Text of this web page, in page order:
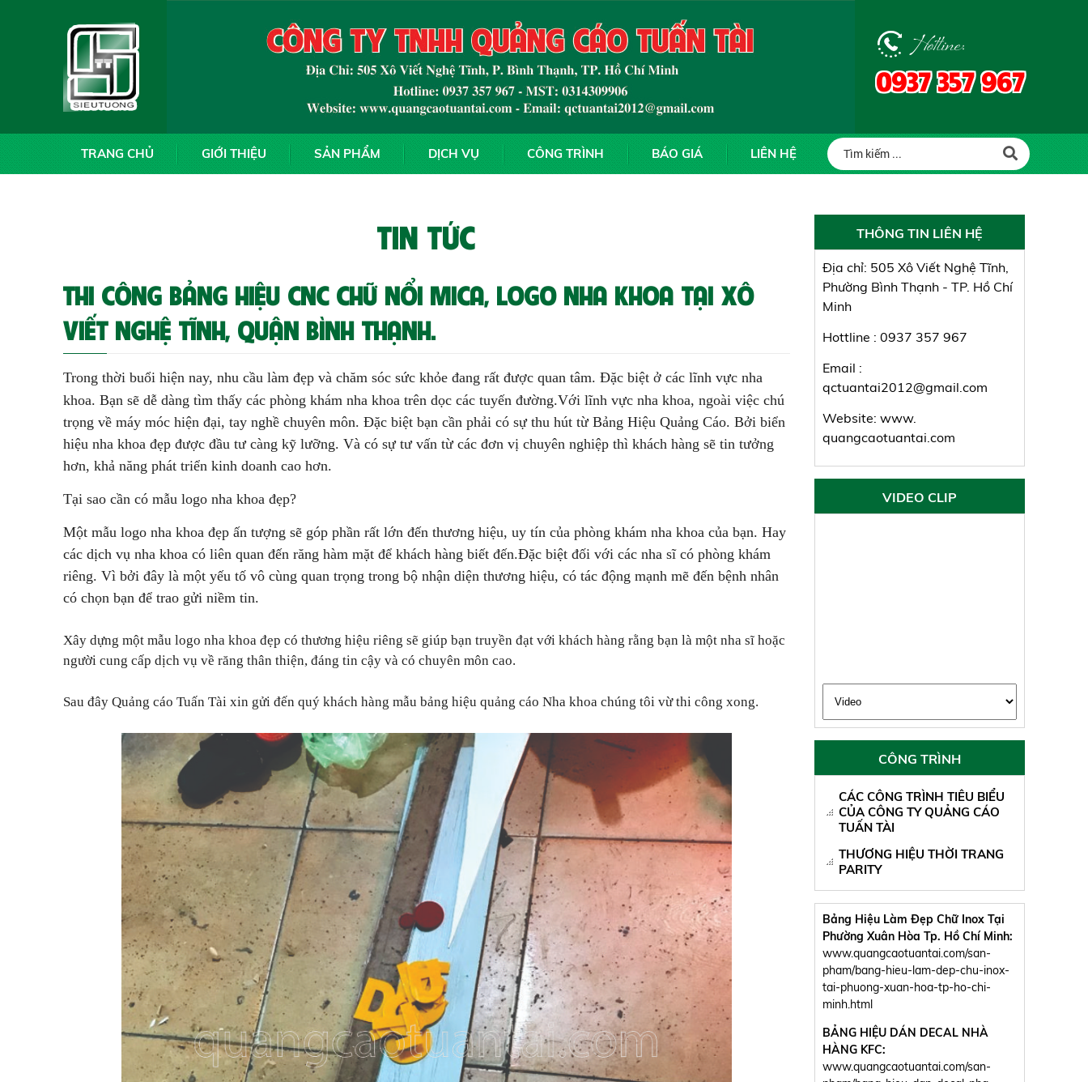
Hotline:
0937 357 967
TRANG CHỦ GIỚI THIỆU SẢN PHẨM DỊCH VỤ CÔNG TRÌNH BÁO GIÁ LIÊN HỆ
TIN TỨC
THI CÔNG BẢNG HIỆU CNC CHỮ NỔI MICA, LOGO NHA KHOA TẠI XÔ
VIẾT NGHỆ TĨNH, QUẬN BÌNH THẠNH.
Trong thời buổi hiện nay, nhu cầu làm đẹp và chăm sóc sức khỏe đang rất được quan tâm. Đặc biệt ở các lĩnh vực nha
khoa. Bạn sẽ dễ dàng tìm thấy các phòng khám nha khoa trên dọc các tuyến đường.Với lĩnh vực nha khoa, ngoài việc chú
trọng về máy móc hiện đại, tay nghề chuyên môn. Đặc biệt bạn cần phải có sự thu hút từ Bảng Hiệu Quảng Cáo. Bởi biển
hiệu nha khoa đẹp được đầu tư càng kỹ lưỡng. Và có sự tư vấn từ các đơn vị chuyên nghiệp thì khách hàng sẽ tin tưởng
hơn, khả năng phát triển kinh doanh cao hơn.
Tại sao cần có mẫu logo nha khoa đẹp?
Một mẫu logo nha khoa đẹp ấn tượng sẽ góp phần rất lớn đến thương hiệu, uy tín của phòng khám nha khoa của bạn. Hay
các dịch vụ nha khoa có liên quan đến răng hàm mặt để khách hàng biết đến.Đặc biệt đối với các nha sĩ có phòng khám
riêng. Vì bởi đây là một yếu tố vô cùng quan trọng trong bộ nhận diện thương hiệu, có tác động mạnh mẽ đến bệnh nhân
có chọn bạn để trao gửi niềm tin.
Xây dựng một mẫu logo nha khoa đẹp có thương hiệu riêng sẽ giúp bạn truyền đạt với khách hàng rằng bạn là một nha sĩ hoặc
người cung cấp dịch vụ về răng thân thiện, đáng tin cậy và có chuyên môn cao.
Sau đây Quảng cáo Tuấn Tài xin gửi đến quý khách hàng mẫu bảng hiệu quảng cáo Nha khoa chúng tôi vừ thi công xong.
THÔNG TIN LIÊN HỆ
Địa chỉ: 505 Xô Viết Nghệ Tĩnh,
Phường Bình Thạnh - TP. Hồ Chí
Minh
Hottline : 0937 357 967
Email :
qctuantai2012@gmail.com
Website: www.
quangcaotuantai.com
VIDEO CLIP
CÔNG TRÌNH
CÁC CÔNG TRÌNH TIÊU BIỂU
CỦA CÔNG TY QUẢNG CÁO
TUẤN TÀI
THƯƠNG HIỆU THỜI TRANG
PARITY
Bảng Hiệu Làm Đẹp Chữ Inox Tại
Phường Xuân Hòa Tp. Hồ Chí Minh:
www.quangcaotuantai.com/san-
pham/bang-hieu-lam-dep-chu-inox-
tai-phuong-xuan-hoa-tp-ho-chi-
minh.html
BẢNG HIỆU DÁN DECAL NHÀ
HÀNG KFC:
www.quangcaotuantai.com/san-